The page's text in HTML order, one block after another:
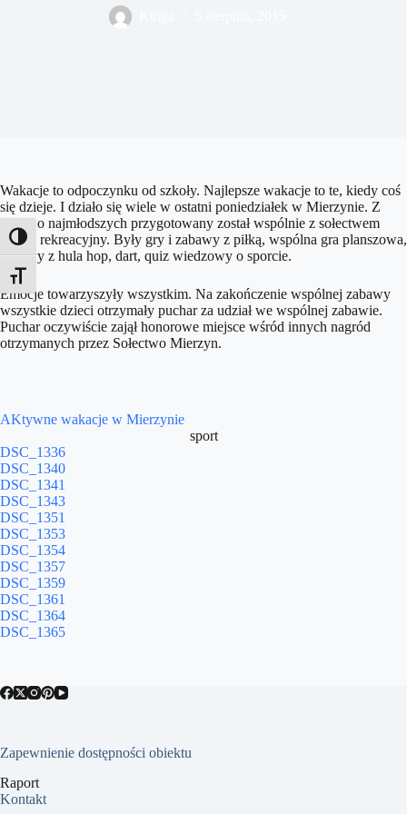
Toggle High Contrast
Toggle Font size
Wakacje to odpoczynku od szkoły. Najlepsze wakacje to te, kiedy coś
się dzieje. I działo się wiele w ostatni poniedziałek w Mierzynie. Z
myślą o najmłodszych przygotowany został wspólnie z sołectwem
piknik rekreacyjny. Były gry i zabawy z piłką, wspólna gra planszowa,
zabawy z hula hop, dart, quiz wiedzowy o sporcie.
Emocje towarzyszyły wszystkim. Na zakończenie wspólnej zabawy
wszystkie dzieci otrzymały puchar za udział we wspólnej zabawie.
Puchar oczywiście zajął honorowe miejsce wśród innych nagród
otrzymanych przez Sołectwo Mierzyn.
AKtywne wakacje w Mierzynie
sport
DSC_1336
DSC_1340
DSC_1341
DSC_1343
DSC_1351
DSC_1353
DSC_1354
DSC_1357
DSC_1359
DSC_1361
DSC_1364
DSC_1365
Zapewnienie dostępności obiektu
Raport
Kontakt